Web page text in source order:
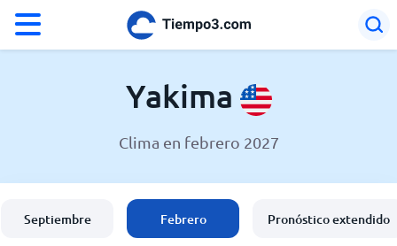
El clima en Yakima
Yakima
Clima en febrero 2027
Septiembre Febrero Pronóstico extendido